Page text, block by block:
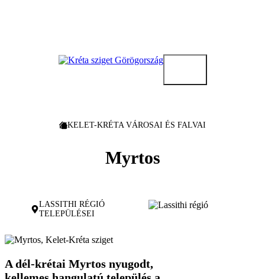
KELET-KRÉTA VÁROSAI ÉS FALVAI
Myrtos
LASSITHI RÉGIÓ
TELEPÜLÉSEI
A dél-krétai Myrtos nyugodt,